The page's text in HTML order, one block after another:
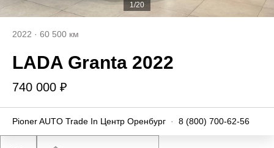
1/20
2022 · 60 500 км
LADA Granta 2022
740 000 ₽
Pioner AUTO Trade In Центр Оренбург · 8 (800) 700-62-56